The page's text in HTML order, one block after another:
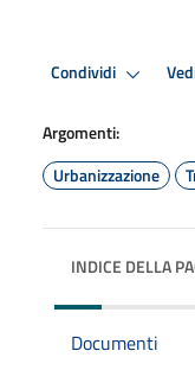
Condividi
Argomenti:
Urbanizzazione
INDICE DELLA
Documenti